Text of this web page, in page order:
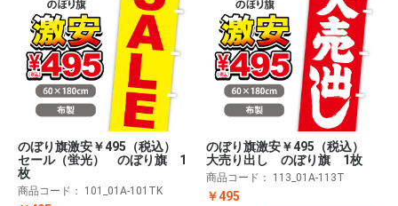
のぼり旗激安￥495（税込）
セール（蛍光） のぼり旗 1
枚
商品コード： 101_01A-101TK
のぼり旗激安￥495（税込）
大売り出し のぼり旗 1枚
商品コード： 113_01A-113T
￥495